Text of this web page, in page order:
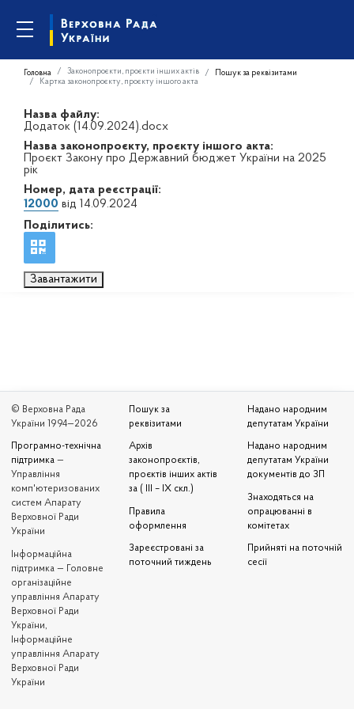
Головна Законопроєкти, проєкти інших актів
Пошук за реквізитами
Картка законопроєкту, проєкту іншого акта
Назва файлу:
Додаток (14.09.2024).docx
Назва законопроєкту, проєкту іншого акта:
Проєкт Закону про Державний бюджет України на 2025
рік
Номер, дата реєстрації:
12000 від 14.09.2024
Поділитись:
Завантажити
© Верховна Рада
України 1994—2026
Програмно-технічна
підтримка —
Управління
комп'ютеризованих
систем Апарату
Верховної Ради
України
Iнформаційна
підтримка — Головне
організаційне
управління Апарату
Верховної Ради
України,
Інформаційне
управління Апарату
Верховної Ради
України
Пошук за
реквізитами
Архів
законопроєктів,
проєктів інших актів
за ( III – IX скл.)
Правила
оформлення
Зареєстровані за
поточний тиждень
Надано народним
депутатам України
Надано народним
депутатам України
документів до ЗП
Знаходяться на
опрацюванні в
комітетах
Прийняті на поточній
сесії